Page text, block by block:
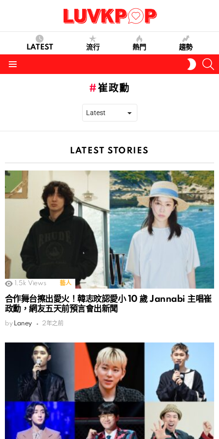
LATEST 流行 熱門 趨勢
SKIN
崔政勳
LATEST STORIES
1.5k Views 藝人
合作舞台擦出愛火！韓志旼認愛小 10 歲 Jannabi 主唱崔
政勳，網友五天前預言會出新聞
by Laney 2年之前